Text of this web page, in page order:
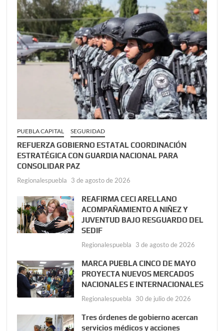
PUEBLA CAPITAL SEGURIDAD
REFUERZA GOBIERNO ESTATAL COORDINACIÓN
ESTRATÉGICA CON GUARDIA NACIONAL PARA
CONSOLIDAR PAZ
Regionalespuebla 3 de agosto de 2026
REAFIRMA CECI ARELLANO
ACOMPAÑAMIENTO A NIÑEZ Y
JUVENTUD BAJO RESGUARDO DEL
SEDIF
Regionalespuebla 3 de agosto de 2026
MARCA PUEBLA CINCO DE MAYO
PROYECTA NUEVOS MERCADOS
NACIONALES E INTERNACIONALES
Regionalespuebla 30 de julio de 2026
Tres órdenes de gobierno acercan
servicios médicos y acciones